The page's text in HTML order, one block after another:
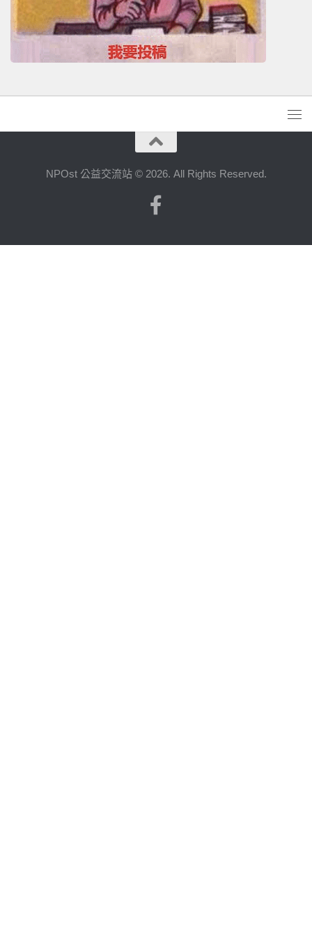
NPOst 公益交流站 © 2026. All Rights Reserved.